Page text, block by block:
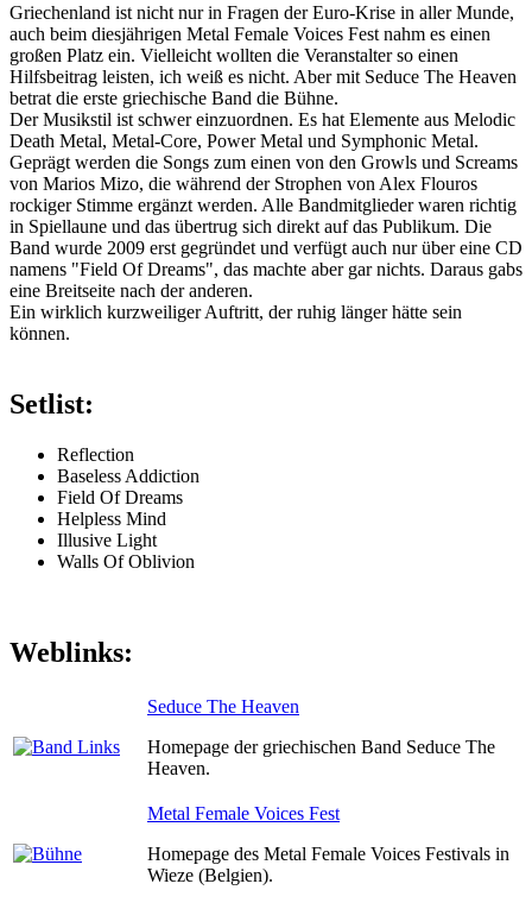
Griechenland ist nicht nur in Fragen der Euro-Krise in aller Munde,
auch beim diesjährigen Metal Female Voices Fest nahm es einen
großen Platz ein. Vielleicht wollten die Veranstalter so einen
Hilfsbeitrag leisten, ich weiß es nicht. Aber mit Seduce The Heaven
betrat die erste griechische Band die Bühne.
Der Musikstil ist schwer einzuordnen. Es hat Elemente aus Melodic
Death Metal, Metal-Core, Power Metal und Symphonic Metal.
Geprägt werden die Songs zum einen von den Growls und Screams
von Marios Mizo, die während der Strophen von Alex Flouros
rockiger Stimme ergänzt werden. Alle Bandmitglieder waren richtig
in Spiellaune und das übertrug sich direkt auf das Publikum. Die
Band wurde 2009 erst gegründet und verfügt auch nur über eine CD
namens "Field Of Dreams", das machte aber gar nichts. Daraus gabs
eine Breitseite nach der anderen.
Ein wirklich kurzweiliger Auftritt, der ruhig länger hätte sein
können.
Setlist:
Reflection
Baseless Addiction
Field Of Dreams
Helpless Mind
Illusive Light
Walls Of Oblivion
Weblinks:
Seduce The Heaven
Homepage der griechischen Band Seduce The
Heaven.
Metal Female Voices Fest
Homepage des Metal Female Voices Festivals in
Wieze (Belgien).